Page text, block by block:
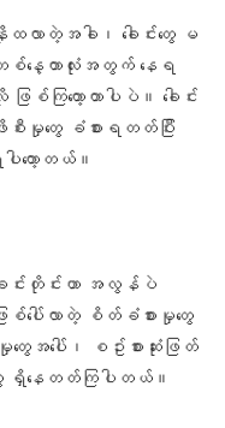
တဲ့အခါ၊ ခေါင်းတွေ မ
နေ့တာလုံးအတွက် နေရ
ြတော့တာပါပဲ။ ခေါင်း
မှုတွေ ခံစားရတတ်ပြီး
ါတော့တယ်။
တိုင်းဟာ အလွန်ပဲ
စ်ပေါ်လာတဲ့ စိတ်ခံစားမှုတွေ
တွေအပေါ်၊ စဥ်းစားဆုံးဖြတ်
တွေ ရှိနေတတ်ကြပါတယ်။